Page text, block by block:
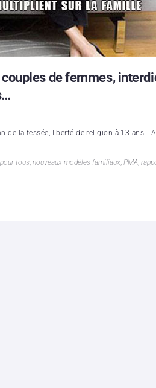
de femmes,
de la fessée, liberté de religion à 13 ans…
tous, nouveaux modèles familiaux, PMA,